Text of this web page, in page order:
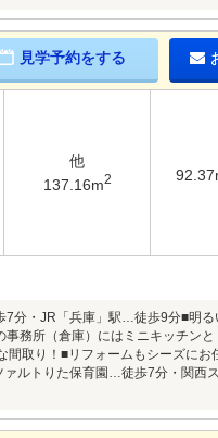
見学予約をする
他
137.16m2
分・JR「兵庫」駅…徒歩9分■明る
務所（倉庫）にはミニキッチン
取り！■リフォームもシーズにお
ルトりた保育園…徒歩7分・関西